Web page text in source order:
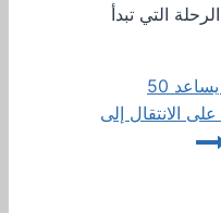
التي تبدأ
البابا يساعد 50
الانتقال إلى